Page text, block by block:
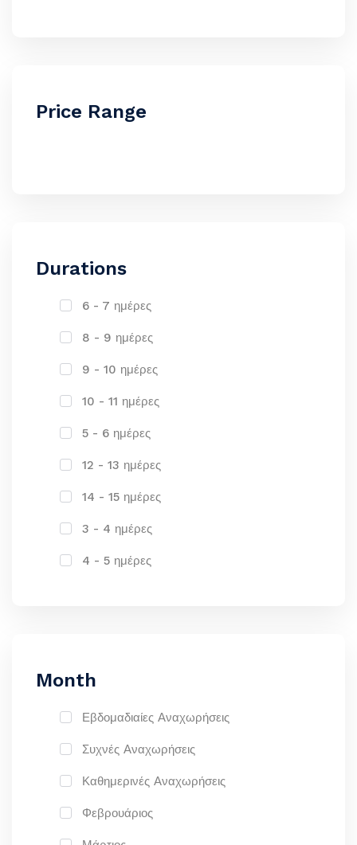
Price Range
Durations
6 - 7 ημέρες
8 - 9 ημέρες
9 - 10 ημέρες
10 - 11 ημέρες
5 - 6 ημέρες
12 - 13 ημέρες
14 - 15 ημέρες
3 - 4 ημέρες
4 - 5 ημέρες
Month
Εβδομαδιαίες Αναχωρήσεις
Συχνές Αναχωρήσεις
Καθημερινές Αναχωρήσεις
Φεβρουάριος